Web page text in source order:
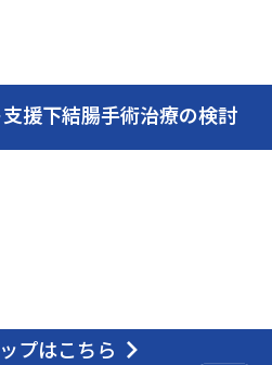
お問い合わせ
援下結腸手術治療の検討
プはこちら